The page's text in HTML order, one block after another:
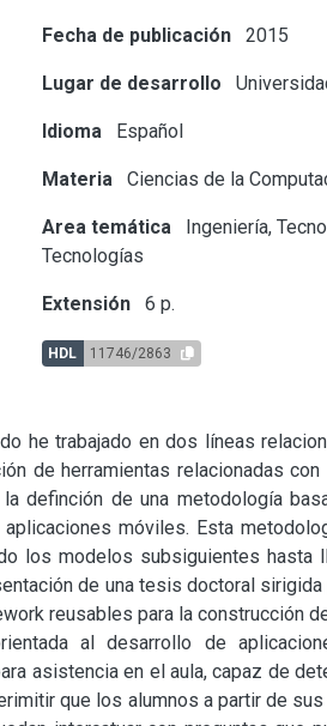
Fecha de publicación 2015
Lugar de desarrollo
Idioma Español
Materia Ciencias de la
Area temática
Ingeniería,
Tecnologías
Extensión 6 p.
HDL 11746/2863
he trabajado en dos líneas
de herramientas relacionadas
definción de una metodología
móviles. Esta
los modelos subsiguientes hasta
de una tesis doctoral sirigida
reusables para la construcción
al desarrollo de
asistencia en el aula, capaz de
que los alumnos a partir de